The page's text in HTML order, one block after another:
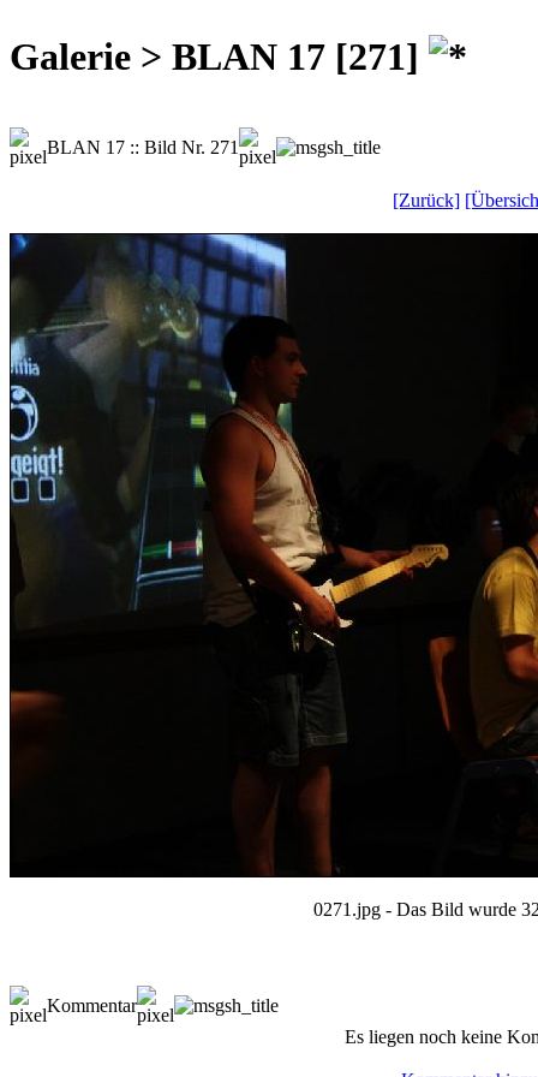
Galerie > BLAN 17 [271]
BLAN 17 :: Bild Nr. 271
[Zurück]
0271.jpg - Das Bild wurde
Kommentar
Es liegen noch keine